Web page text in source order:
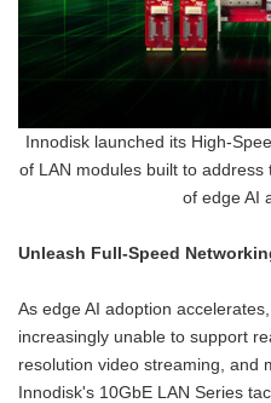
Innodisk launched its High-
of LAN modules built to
of edge AI
Unleash Full-Speed
As edge AI adoption
increasingly unable to support
resolution video streaming, and
Innodisk's 10GbE LAN Series